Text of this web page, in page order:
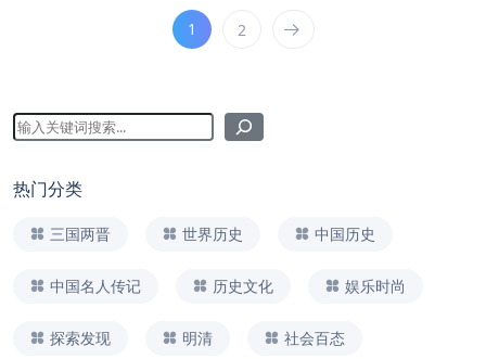
1 2
热门分类
三国两晋 世界历史 中国历史
中国名人传记 历史文化 娱乐时尚
探索发现 明清 社会百态